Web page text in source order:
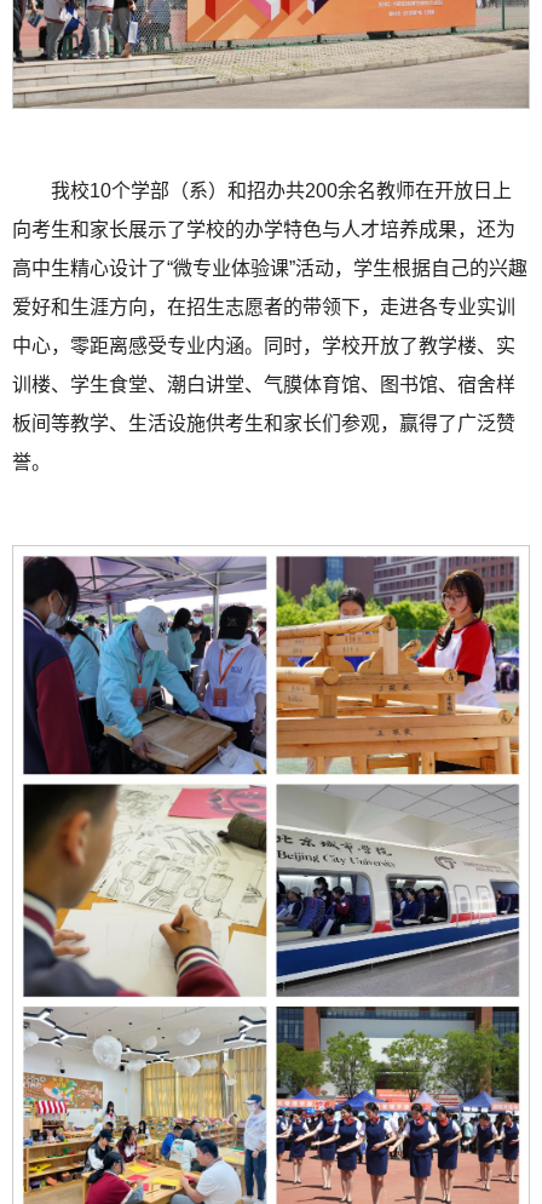
我校10个学部（系）和招办共200余名教师在开放日上
向考生和家长展示了学校的办学特色与人才培养成果，还为
高中生精心设计了“微专业体验课”活动，学生根据自己的兴趣
爱好和生涯方向，在招生志愿者的带领下，走进各专业实训
中心，零距离感受专业内涵。同时，学校开放了教学楼、实
训楼、学生食堂、潮白讲堂、气膜体育馆、图书馆、宿舍样
板间等教学、生活设施供考生和家长们参观，赢得了广泛赞
誉。